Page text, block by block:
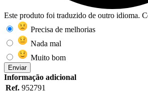
Este produto foi traduzido de outro idioma.
Precisa de melhorias
Nada mal
Muito bom
Enviar
Informação adicional
Ref. 952791